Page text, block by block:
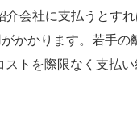
介会社に支払うとす
かかります。若手の
ストを際限なく支払